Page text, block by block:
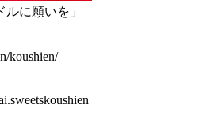
に願いを」
koushien/